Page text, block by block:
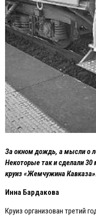
За окном дождь, а мысли о
Некоторые так и сделали
круиз «Жемчужина
Инна Бардакова
Круиз организован третий